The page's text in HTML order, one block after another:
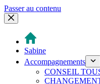
Passer au contenu
Sabine
Accompagnements
CONSEIL